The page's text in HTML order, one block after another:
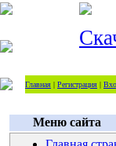
Главная | Регистрация |
Меню сайта